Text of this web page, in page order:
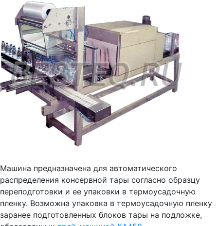
Машина предназначена для автоматического
распределения консервной тары согласно образцу
переподготовки и ее упаковки в термоусадочную
пленку. Возможна упаковка в термоусадочную пленку
заранее подготовленных блоков тары на подложке,